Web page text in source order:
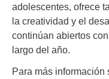
adolescentes, ofrece
la creatividad y el
continúan abiertos
largo del año.
Para más información